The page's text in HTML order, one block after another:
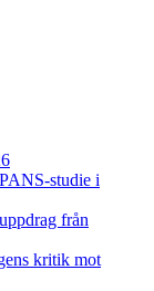
studie i
från
kritik mot